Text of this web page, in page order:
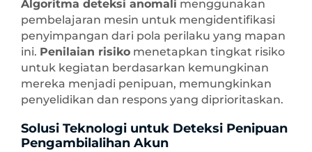
Algoritma deteksi anomali menggunakan
pembelajaran mesin untuk mengidentifikasi
penyimpangan dari pola perilaku yang mapan
ini. Penilaian risiko menetapkan tingkat risiko
untuk kegiatan berdasarkan kemungkinan
mereka menjadi penipuan, memungkinkan
penyelidikan dan respons yang diprioritaskan.
Solusi Teknologi untuk Deteksi Penipuan
Pengambilalihan Akun